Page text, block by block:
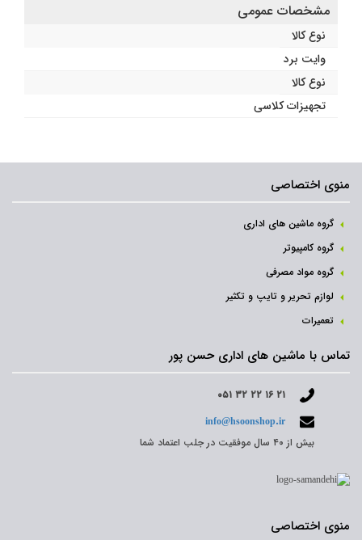
مشخصات عمومی
نوع کالا
وایت برد
نوع کالا
تجهیزات کلاسی
منوی اختصاصی
گروه ماشین های اداری
گروه کامپیوتر
گروه مواد مصرفی
لوازم تحریر و تایپ و تکثیر
تعمیرات
تماس با ماشین های اداری حسن پور
۰۵۱ ۳۲ ۲۲ ۱۶ ۲۱
info@hsoonshop.ir
بیش از ۴۰ سال موفقیت در جلب اعتماد شما
منوی اختصاصی